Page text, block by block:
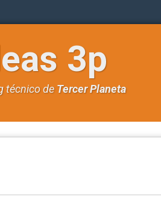
3p
técnico deTercer Planeta